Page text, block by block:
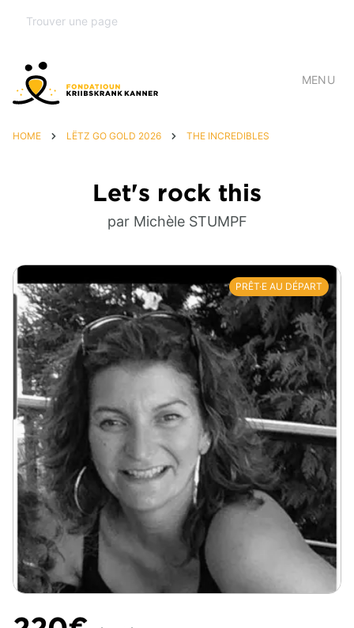
MENU
HOME LËTZ GO GOLD 2026 THE INCREDIBLES
Let's rock this
par Michèle STUMPF
PRÊT·E AU DÉPART